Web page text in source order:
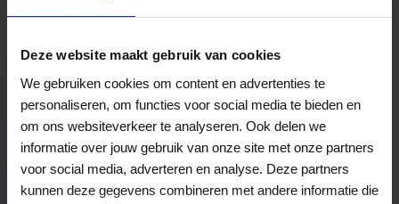
Deze website maakt gebruik van cookies
We gebruiken cookies om content en advertenties te
personaliseren, om functies voor social media te bieden en
om ons websiteverkeer te analyseren. Ook delen we
informatie over jouw gebruik van onze site met onze partners
voor social media, adverteren en analyse. Deze partners
kunnen deze gegevens combineren met andere informatie die
Hoelang blijft mijn saldo geldig?
Het volledige saldo op de VVV cadeaukaart
is minimaal drie jaar geldig.